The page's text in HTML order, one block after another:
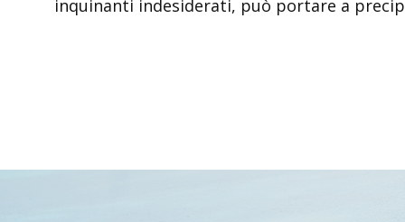
inquinanti indesiderati, può portare a